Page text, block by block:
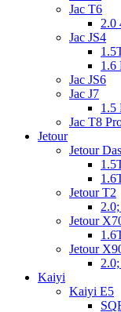
Jac T6
2.0
Jac JS4
1.6
Jac JS6
Jac J7
1.5
Jac T8
Jetour
Jetour
Jetour T2
Jetour
Jetour
Kaiyi
Kaiyi E5